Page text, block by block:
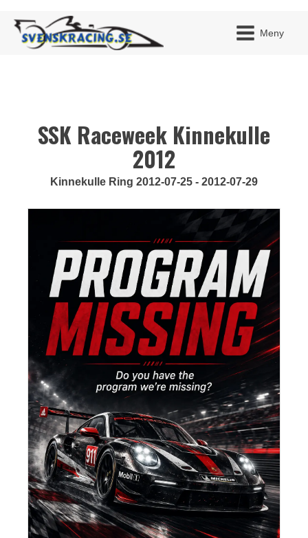
Meny
SSK Raceweek Kinnekulle
2012
Kinnekulle Ring 2012-07-25 - 2012-07-29